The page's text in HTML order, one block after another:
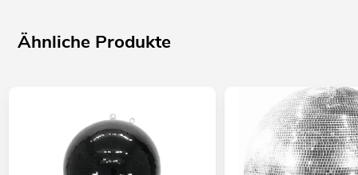
Ähnliche Produkte